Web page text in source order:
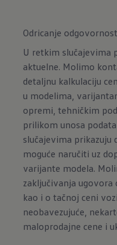
Odricanje
U retkim slučajevima
aktuelne. Molimo
detaljnu kalkulaciju
u modelima,
opremi, tehničkim
prilikom unosa
slučajevima prikazuju
moguće naručiti uz
varijante modela.
zaključivanja
kao i o tačnoj ceni
neobavezujuće,
maloprodajne cene i